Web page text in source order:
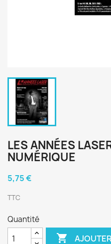
LES ANNÉES
NUMÉRIQUE
5,75 €
TTC
Quantité
